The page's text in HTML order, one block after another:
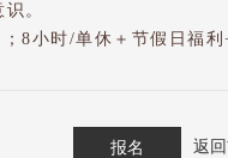
。
8小时/单休＋节假日福
报名 返